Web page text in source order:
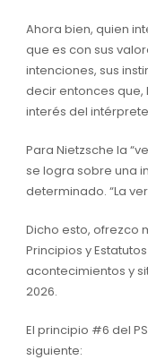
Ahora bien, quien
que es con sus
intenciones, sus
decir entonces que,
interés del
Para Nietzsche la
se logra sobre una
determinado. “La
Dicho esto, ofrezco
Principios y
acontecimientos y
2026.
El principio #6 del
siguiente: